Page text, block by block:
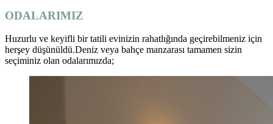
ODALARIMIZ
Huzurlu ve keyifli bir tatili evinizin rahatlığında geçirebilmeniz için
herşey düşünüldü.Deniz veya bahçe manzarası tamamen sizin
seçiminiz olan odalarımızda;